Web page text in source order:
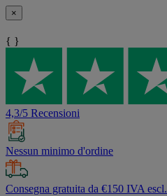
×
{ }
4,3/5 Recensioni
Nessun minimo d'ordine
Consegna gratuita da €150 IVA escl.